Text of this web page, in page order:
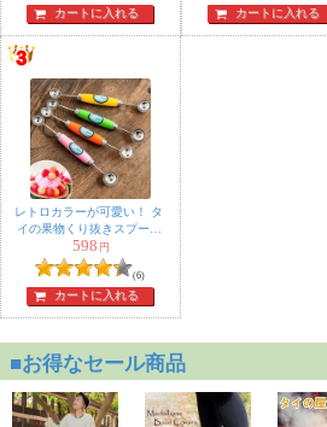
カートに入れる カートに入れる
レトロカラーが可愛い！ タ
イの果物くり抜きスプーン
フルーツボーラー
598 円
(6)
カートに入れる